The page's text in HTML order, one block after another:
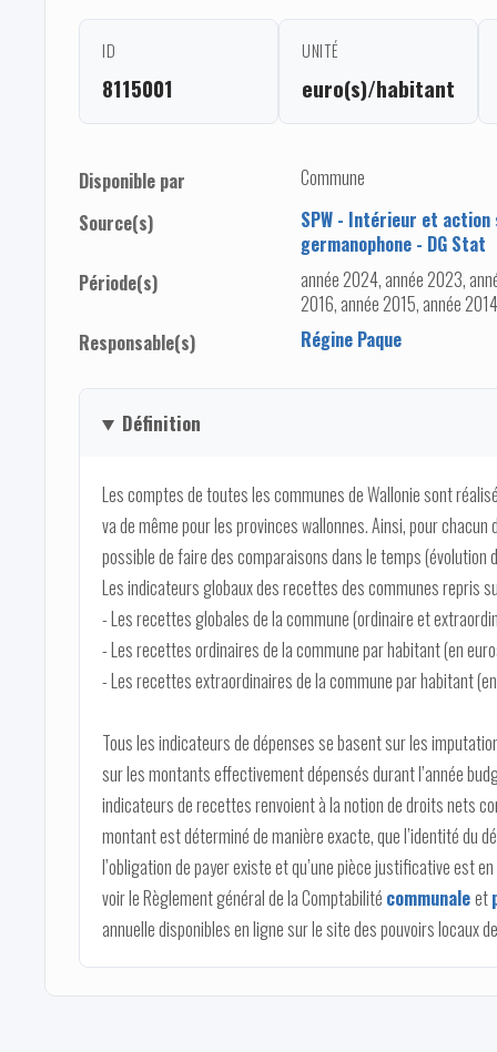
ID
8115001
UNITÉ
euro(s)/habitant
Disponible par
Commune
Source(s)
SPW - Intérieur et action
germanophone - DG Stat
Période(s)
année 2024, année 2023,
2016, année 2015, année
Responsable(s)
Régine Paque
Définition
Les comptes de toutes les communes de Wallonie sont
va de même pour les provinces wallonnes. Ainsi, pour
possible de faire des comparaisons dans le temps
Les indicateurs globaux des recettes des communes repris
- Les recettes globales de la commune (ordinaire et
- Les recettes ordinaires de la commune par habitant (en
- Les recettes extraordinaires de la commune par habitant
Tous les indicateurs de dépenses se basent sur les
sur les montants effectivement dépensés durant l’année
indicateurs de recettes renvoient à la notion de droits nets
montant est déterminé de manière exacte, que l’identité du
l’obligation de payer existe et qu’une pièce justificative est
voir le Règlement général de la Comptabilité communaleet
annuelle disponibles en ligne sur le site des pouvoirs locaux